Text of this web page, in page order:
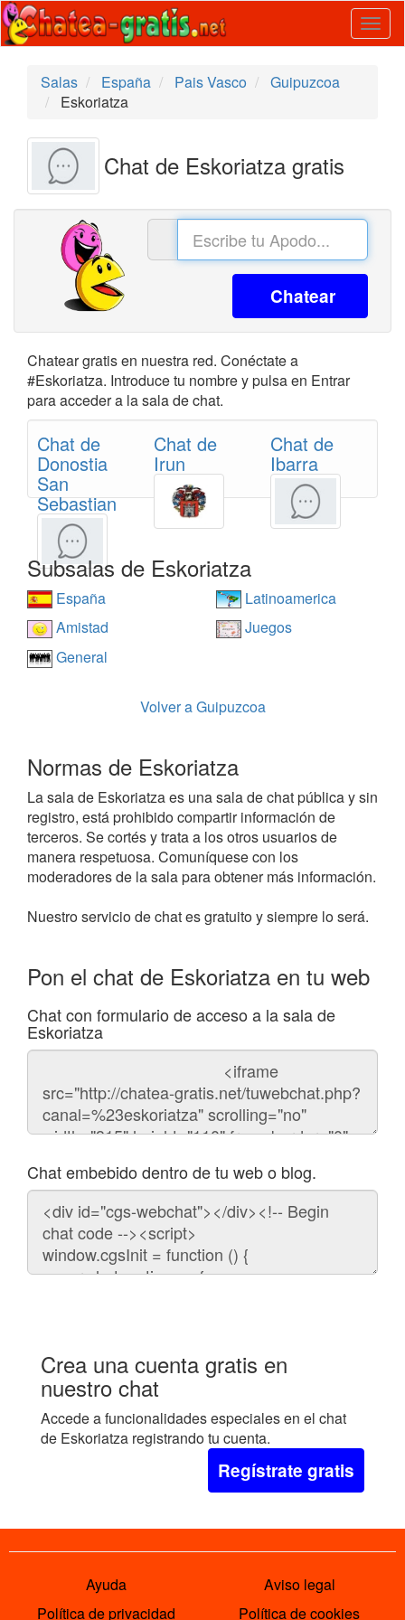
Salas
España Pais Vasco
Guipuzcoa
Eskoriatza
Chat de Eskoriatza gratis
Chatear
Chatear gratis en nuestra red. Conéctate a
#Eskoriatza. Introduce tu nombre y pulsa en Entrar
para acceder a la sala de chat.
Chat de
Donostia
San
Sebastian
Chat de
Irun
Chat de
Ibarra
Subsalas de Eskoriatza
España
Latinoamerica
Amistad
Juegos
General
Volver a Guipuzcoa
Normas de Eskoriatza
La sala de Eskoriatza es una sala de chat pública y sin
registro, está prohibido compartir información de
terceros. Se cortés y trata a los otros usuarios de
manera respetuosa. Comuníquese con los
moderadores de la sala para obtener más información.
Nuestro servicio de chat es gratuito y siempre lo será.
Pon el chat de Eskoriatza en tu web
Chat con formulario de acceso a la sala de
Eskoriatza
Código
chat
Chat embebido dentro de tu web o blog.
Código
para
embeber
chat
Crea una cuenta gratis en
nuestro chat
Accede a funcionalidades especiales en el chat
de Eskoriatza registrando tu cuenta.
Regístrate gratis
Ayuda
Aviso legal
Política de privacidad
Política de cookies